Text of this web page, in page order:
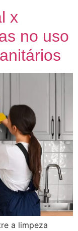
x
no uso
a limpeza